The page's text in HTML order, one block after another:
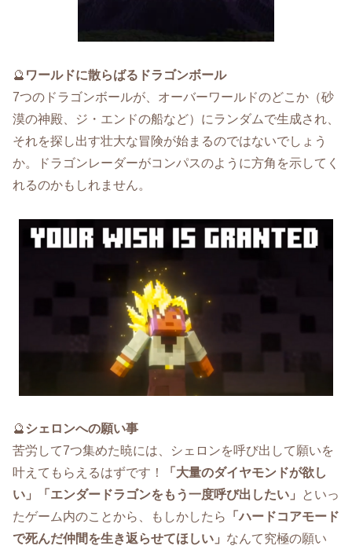
🔮 ワールドに散らばるドラゴンボール
7つのドラゴンボールが、オーバーワールドのどこか（砂
漠の神殿、ジ・エンドの船など）にランダムで生成され、
それを探し出す壮大な冒険が始まるのではないでしょう
か。ドラゴンレーダーがコンパスのように方角を示してく
れるのかもしれません。
🔮 シェロンへの願い事
苦労して7つ集めた暁には、シェロンを呼び出して願いを
叶えてもらえるはずです！
「大量のダイヤモンドが欲し
い」「エンダードラゴンをもう一度呼び出したい」
といっ
たゲーム内のことから、もしかしたら
「ハードコアモード
で死んだ仲間を生き返らせてほしい」 なんて究極の願い